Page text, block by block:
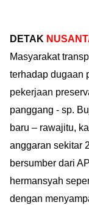
DETAK
Masyarakat
terhadap dugaan
pekerjaan
panggang - sp.
baru – rawajitu,
anggaran sekitar
bersumber dari
hermansyah
dengan